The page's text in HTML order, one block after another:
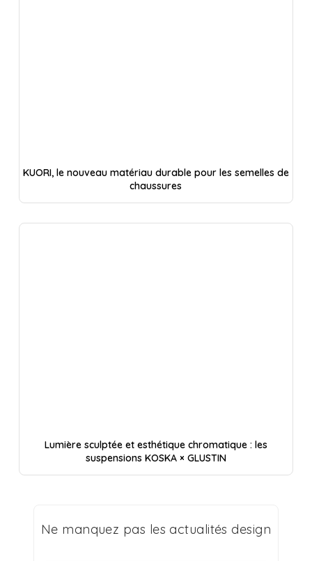
KUORI, le nouveau matériau durable pour les semelles de
chaussures
Lumière sculptée et esthétique chromatique : les
suspensions KOSKA × GLUSTIN
Ne manquez pas les actualités design